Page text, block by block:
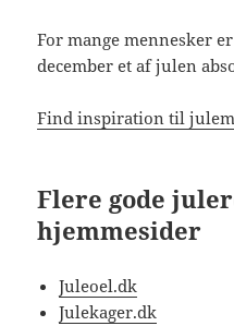
For mange mennesker
december et af julen
Find inspiration til
Flere gode
hjemmesider
Juleoel.dk
Julekager.dk